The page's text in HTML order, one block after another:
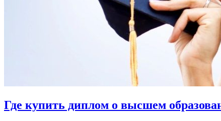
Где купить диплом о высшем